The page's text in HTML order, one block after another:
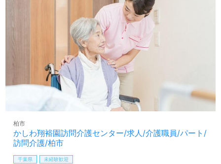
かしわ翔裕園訪問介護センター/求人/介護職員/パート/
訪問介護/柏市
柏市
千葉県 未経験歓迎